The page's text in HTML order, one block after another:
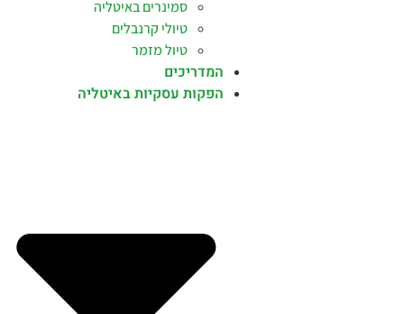
סמינרים באיטליה
טיולי קרנבלים
טיול מזמר
המדריכים
הפקות עסקיות באיטליה